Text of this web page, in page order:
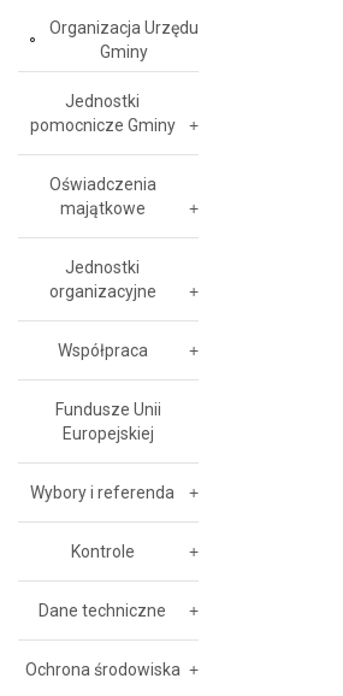
Organizacja Urzędu
Gminy
Jednostki
pomocnicze Gminy
Oświadczenia
majątkowe
Jednostki
organizacyjne
Współpraca
Fundusze Unii
Europejskiej
Wybory i referenda
Kontrole
Dane techniczne
Ochrona środowiska